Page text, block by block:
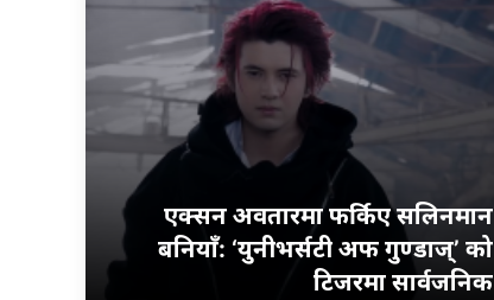
एक्सन अवतारमा फर्किए सलिनमान
बनियाँ: ‘युनीभर्सटी अफ गुण्डाज्’ को
टिजरमा सार्वजनिक